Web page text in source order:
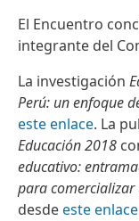
El Encuentro
integrante del
La investigación
Perú: un enfoque
este enlace. La
Educación 2018
educativo:
para comercializar
desdeeste enlace